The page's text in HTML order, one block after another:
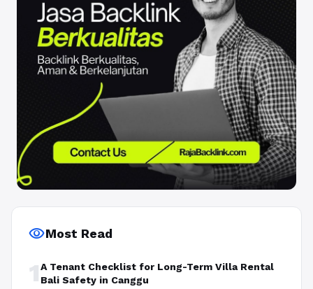
visibilityMost Read
1A Tenant Checklist for Long-Term Villa Rental
Bali Safety in Canggu